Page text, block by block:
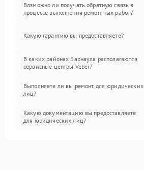
Возможно ли получать обратную связь в
процессе выполнения ремонтных работ?
Какую гарантию вы предоставляете?
В каких районах Барнаула располагаются
сервисные центры Veber?
Выполняете ли вы ремонт для юридических
лиц?
Какую документацию вы предоставляете
для юридических лиц?